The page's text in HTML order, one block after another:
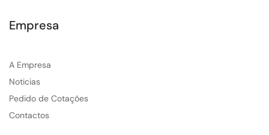
Empresa
A Empresa
Noticias
Pedido de Cotações
Contactos